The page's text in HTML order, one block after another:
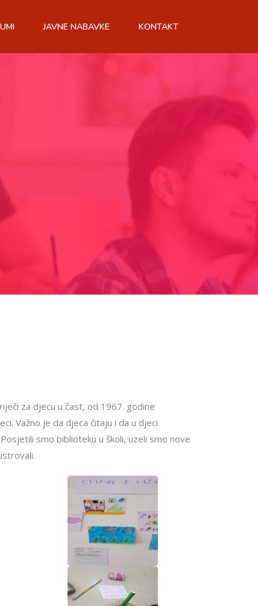
JAVNE NABAVKE KONTAKT
za djecu u čast, od 1967. godine
Važno je da djeca čitaju i da u djeci
smo biblioteku u školi, uzeli smo nove